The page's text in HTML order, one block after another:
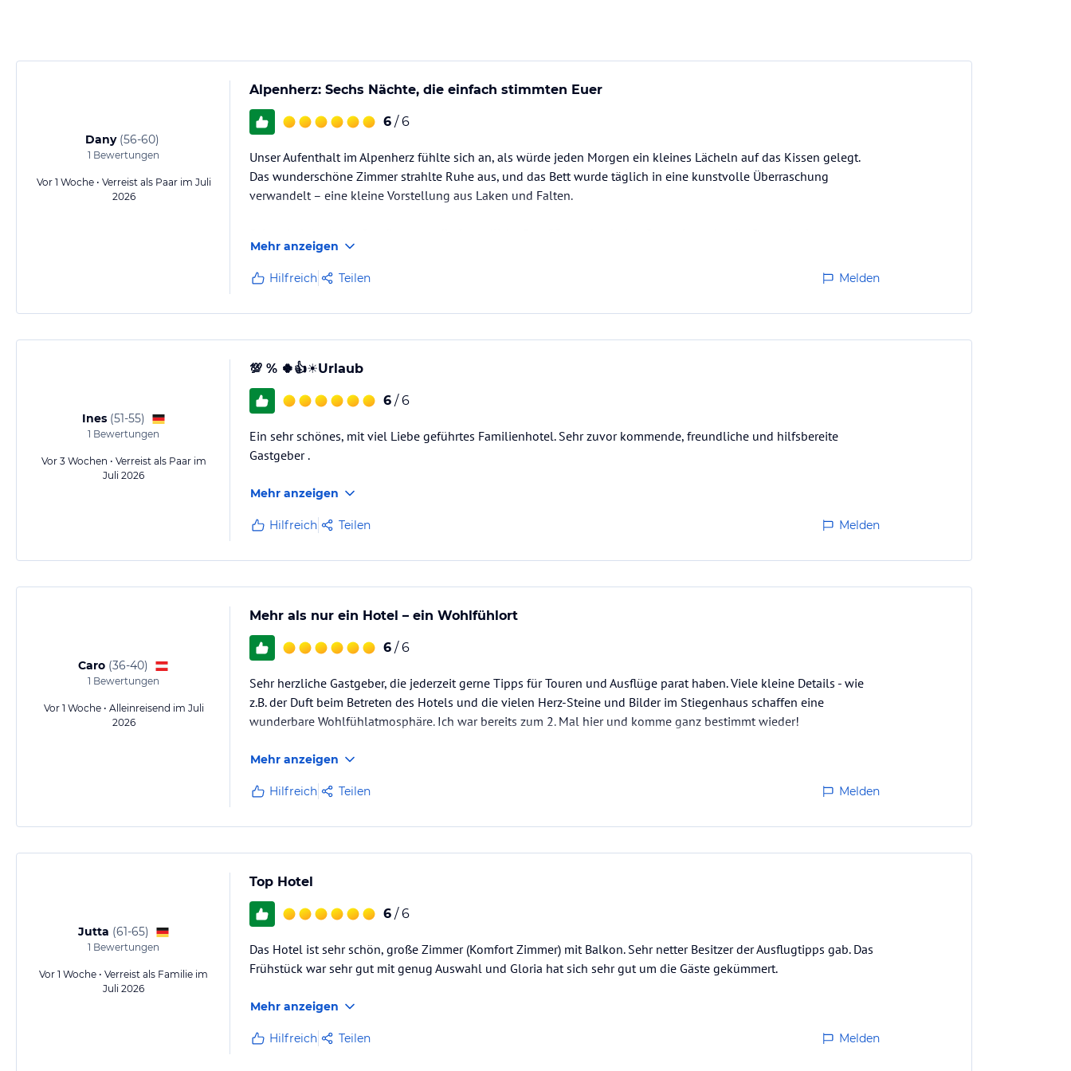
Hinweis: Allgemeine und unverbindliche Hoteliers-/Veranstalter-/Kataloginformationen. Alle Angaben ohne
Gewähr und ohne Prüfung durch HolidayCheck. Bitte lies vor der Buchung die verbindlichen
Angebotsdetails
Dany (56-60)
1 Bewertungen
Vor 1 Woche • Verreist als Paar im Juli
2026
Alpenherz: Sechs Nächte, die einfach stimmten Euer
6 / 6
Unser Aufenthalt im Alpenherz fühlte sich an, als würde jeden Morgen ein kleines Lächeln auf das Kissen gelegt.
Das wunderschöne Zimmer strahlte Ruhe aus, und das Bett wurde täglich in eine kunstvolle Überraschung
verwandelt – eine kleine Vorstellung aus Laken und Falten.
aufmerksam und herzlich – fast so, als würde man alte Freunde besuchen.
Das fantastische Frühstück war ein Fest frischer Aromen, jeden Tag…
Mehr anzeigen
Hilfreich Teilen Melden
Ines (51-55)
1 Bewertungen
Vor 3 Wochen • Verreist als Paar im
Juli 2026
💯 % 🍀👍☀️Urlaub
6 / 6
Ein sehr schönes, mit viel Liebe geführtes Familienhotel. Sehr zuvor kommende, freundliche und hilfsbereite
Gastgeber .
Mehr anzeigen
Hilfreich Teilen Melden
Caro (36-40)
1 Bewertungen
Vor 1 Woche • Alleinreisend im Juli
2026
Mehr als nur ein Hotel – ein Wohlfühlort
6 / 6
Sehr herzliche Gastgeber, die jederzeit gerne Tipps für Touren und Ausflüge parat haben. Viele kleine Details - wie
z.B. der Duft beim Betreten des Hotels und die vielen Herz-Steine und Bilder im Stiegenhaus schaffen eine
wunderbare Wohlfühlatmosphäre. Ich war bereits zum 2. Mal hier und komme ganz bestimmt wieder!
Mehr anzeigen
Hilfreich Teilen Melden
Jutta (61-65)
1 Bewertungen
Vor 1 Woche • Verreist als Familie im
Juli 2026
Top Hotel
6 / 6
Das Hotel ist sehr schön, große Zimmer (Komfort Zimmer) mit Balkon. Sehr netter Besitzer der Ausflugtipps gab. Das
Frühstück war sehr gut mit genug Auswahl und Gloria hat sich sehr gut um die Gäste gekümmert.
Mehr anzeigen
Hilfreich Teilen Melden